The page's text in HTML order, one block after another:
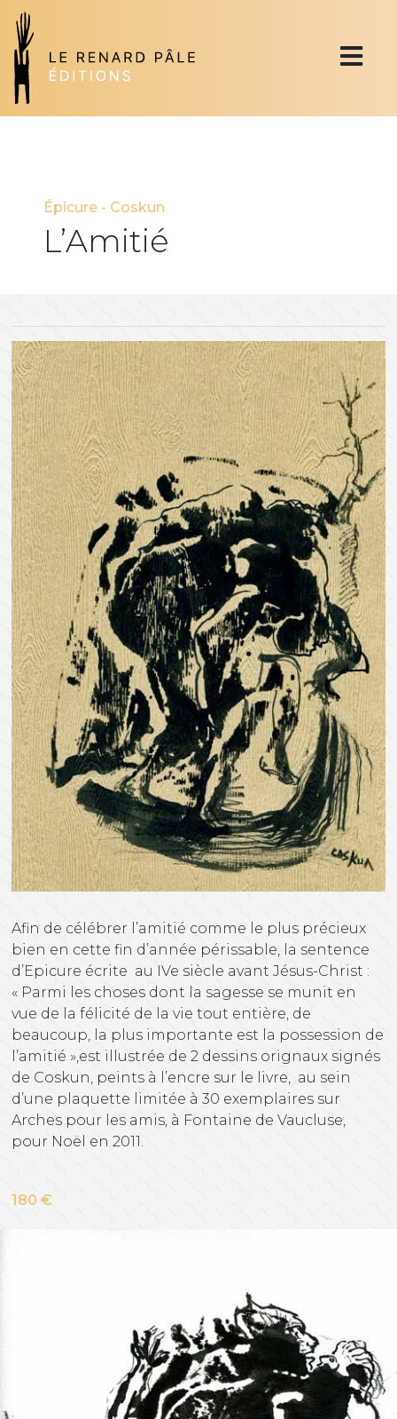
Épicure - Coskun
L’Amitié
Afin de célébrer l’amitié comme le plus précieux
bien en cette fin d’année périssable, la sentence
d’Epicure écrite au IVe siècle avant Jésus-Christ :
« Parmi les choses dont la sagesse se munit en
vue de la félicité de la vie tout entière, de
beaucoup, la plus importante est la possession de
l’amitié »,est illustrée de 2 dessins orignaux signés
de Coskun, peints à l’encre sur le livre, au sein
d’une plaquette limitée à 30 exemplaires sur
Arches pour les amis, à Fontaine de Vaucluse,
pour Noël en 2011.
180 €